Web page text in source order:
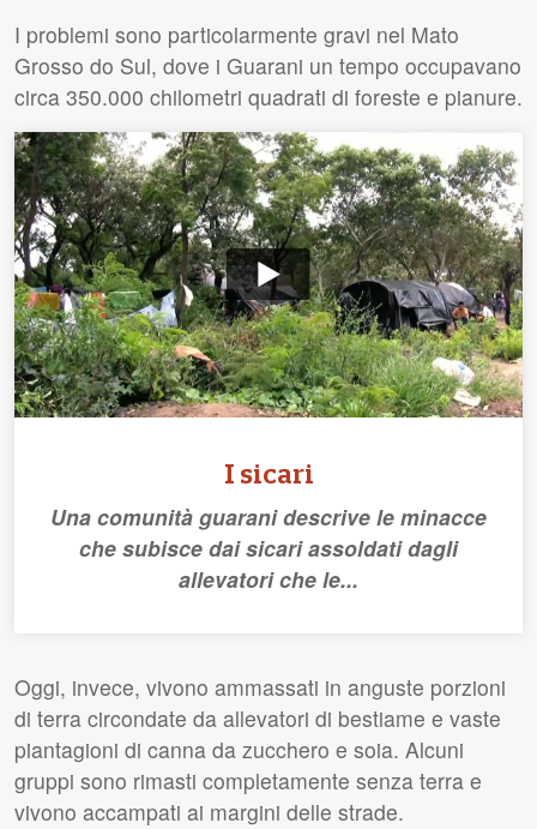
I problemi sono particolarmente gravi nel Mato
Grosso do Sul, dove i Guarani un tempo occupavano
circa 350.000 chilometri quadrati di foreste e pianure.
I sicari
Una comunità guarani descrive le minacce
che subisce dai sicari assoldati dagli
allevatori che le...
Oggi, invece, vivono ammassati in anguste porzioni
di terra circondate da allevatori di bestiame e vaste
piantagioni di canna da zucchero e soia. Alcuni
gruppi sono rimasti completamente senza terra e
vivono accampati ai margini delle strade.